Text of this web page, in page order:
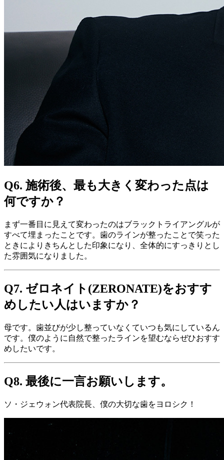
Q6. 施術後、最も大きく変わった点は
何ですか？
まず一番目に見えて変わったのはブラックトライアングルが
すべて埋まったことです。歯のラインが整ったことで笑った
ときによりきちんとした印象になり、全体的にすっきりとし
た雰囲気になりました。
Q7. ゼロネイト(ZERONATE)をおすす
めしたい人はいますか？
母です。歯並びが少し整っていなくていつも気にしているん
です。僕のように自然で整ったラインを望むならぜひおすす
めしたいです。
Q8. 最後に一言お願いします。
ソ・ジェウォン代表院長、僕の大切な歯をヨロシク！